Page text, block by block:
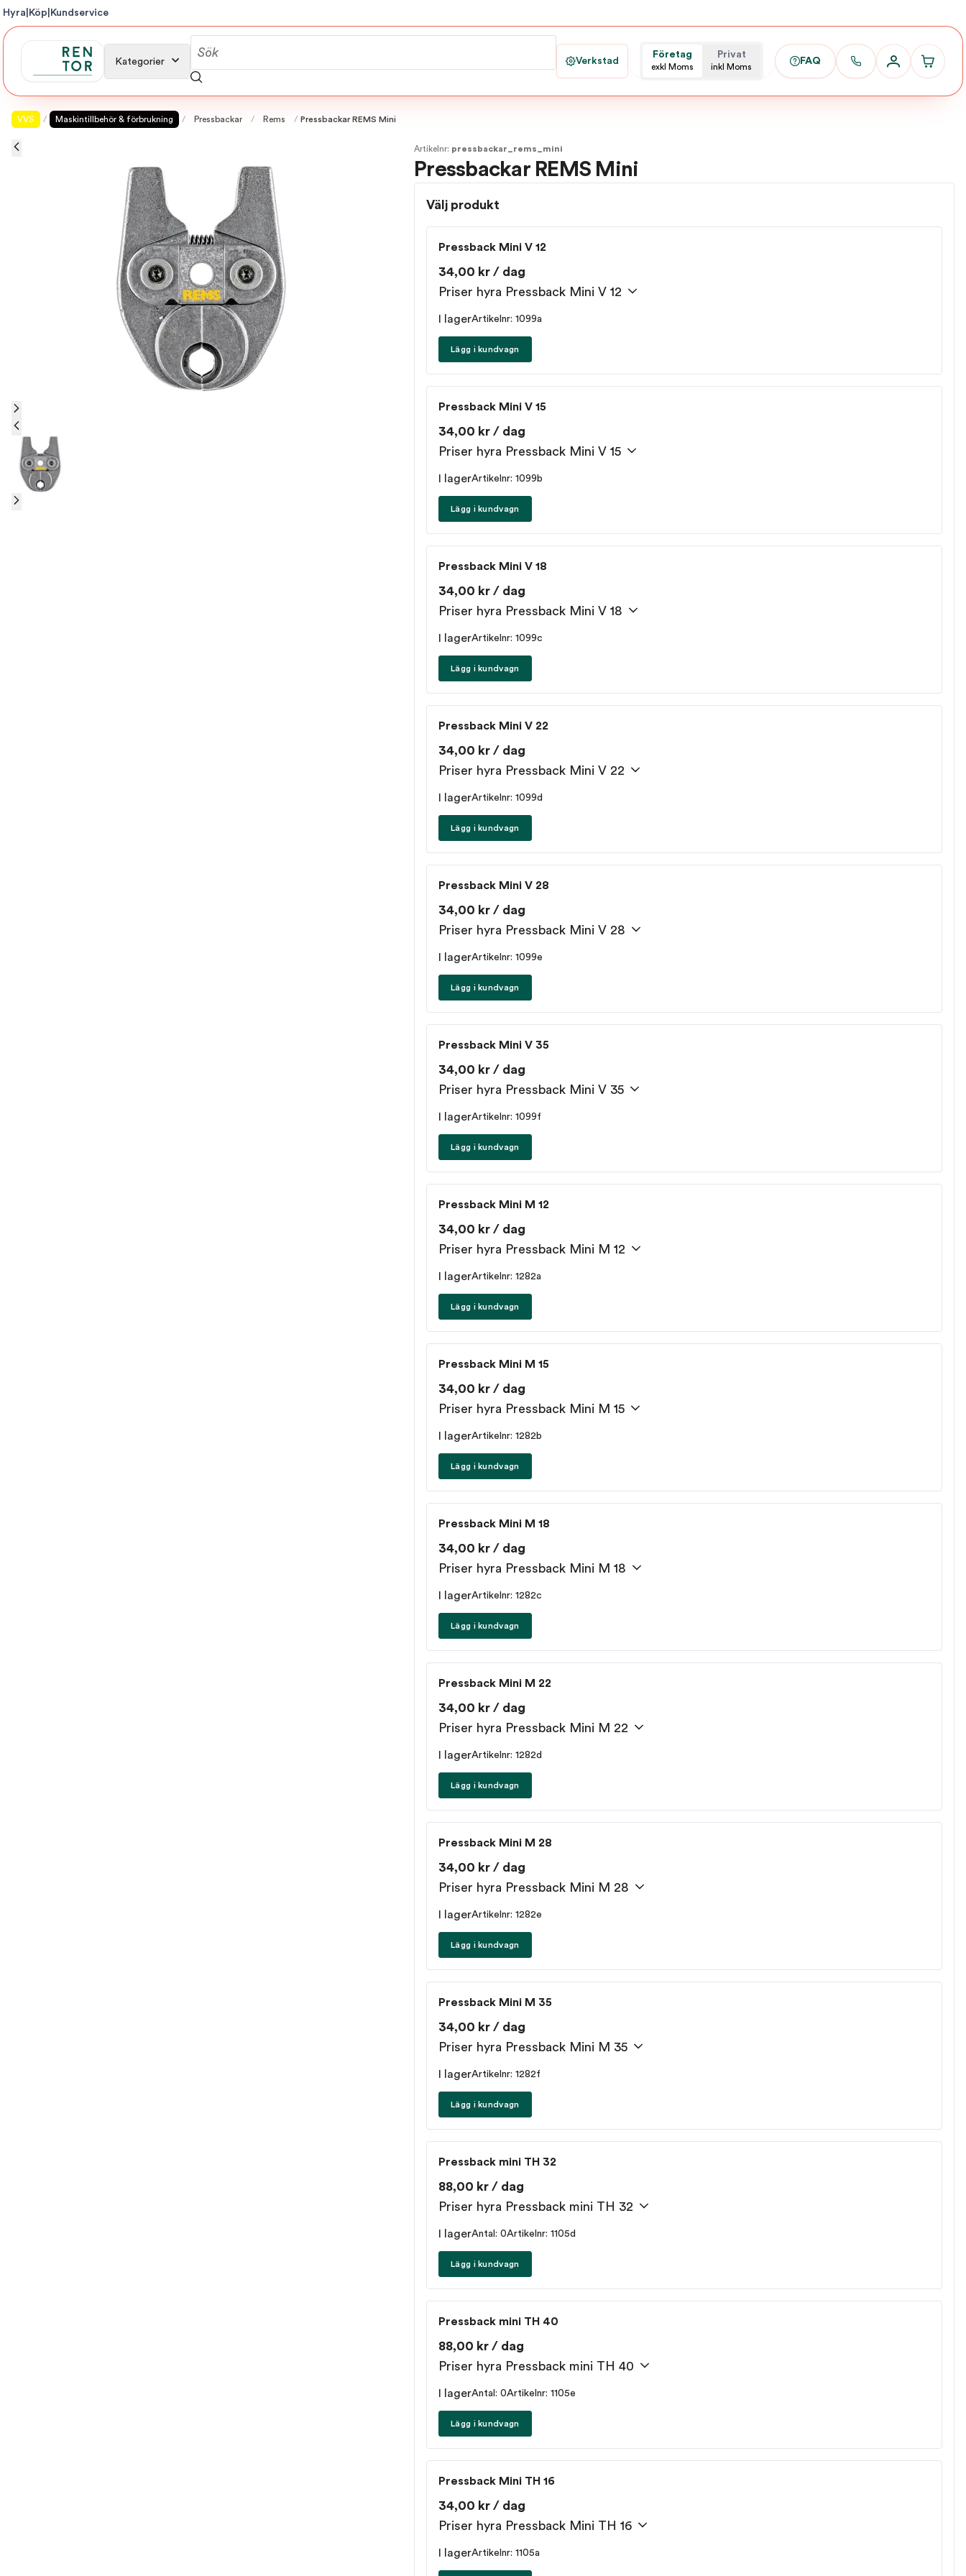
Hyra Köp Kundservice
Kategorier Verkstad
Företag
exkl Moms
Privat
inkl Moms
FAQ
VVS / Maskintillbehör & förbrukning / Pressbackar / Rems / Pressbackar REMS Mini
Artikelnr: pressbackar_rems_mini
Pressbackar REMS Mini
Välj produkt
Pressback Mini V 12
34,00 kr / dag
Priser hyra Pressback Mini V 12
I lagerArtikelnr: 1099a
Lägg i kundvagn
Pressback Mini V 15
34,00 kr / dag
Priser hyra Pressback Mini V 15
I lagerArtikelnr: 1099b
Lägg i kundvagn
Pressback Mini V 18
34,00 kr / dag
Priser hyra Pressback Mini V 18
I lagerArtikelnr: 1099c
Lägg i kundvagn
Pressback Mini V 22
34,00 kr / dag
Priser hyra Pressback Mini V 22
I lagerArtikelnr: 1099d
Lägg i kundvagn
Pressback Mini V 28
34,00 kr / dag
Priser hyra Pressback Mini V 28
I lagerArtikelnr: 1099e
Lägg i kundvagn
Pressback Mini V 35
34,00 kr / dag
Priser hyra Pressback Mini V 35
I lagerArtikelnr: 1099f
Lägg i kundvagn
Pressback Mini M 12
34,00 kr / dag
Priser hyra Pressback Mini M 12
I lagerArtikelnr: 1282a
Lägg i kundvagn
Pressback Mini M 15
34,00 kr / dag
Priser hyra Pressback Mini M 15
I lagerArtikelnr: 1282b
Lägg i kundvagn
Pressback Mini M 18
34,00 kr / dag
Priser hyra Pressback Mini M 18
I lagerArtikelnr: 1282c
Lägg i kundvagn
Pressback Mini M 22
34,00 kr / dag
Priser hyra Pressback Mini M 22
I lagerArtikelnr: 1282d
Lägg i kundvagn
Pressback Mini M 28
34,00 kr / dag
Priser hyra Pressback Mini M 28
I lagerArtikelnr: 1282e
Lägg i kundvagn
Pressback Mini M 35
34,00 kr / dag
Priser hyra Pressback Mini M 35
I lagerArtikelnr: 1282f
Lägg i kundvagn
Pressback mini TH 32
88,00 kr / dag
Priser hyra Pressback mini TH 32
I lagerAntal: 0Artikelnr: 1105d
Lägg i kundvagn
Pressback mini TH 40
88,00 kr / dag
Priser hyra Pressback mini TH 40
I lagerAntal: 0Artikelnr: 1105e
Lägg i kundvagn
Pressback Mini TH 16
34,00 kr / dag
Priser hyra Pressback Mini TH 16
I lagerArtikelnr: 1105a